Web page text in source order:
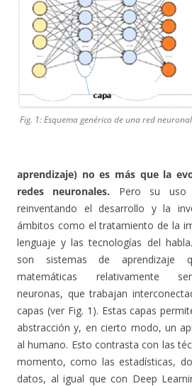
Fig. 1: Esquema genérico de una red neuronal
aprendizaje) no es más que la
redes neuronales. Pero su uso
reinventando el desarrollo y la
ámbitos como el tratamiento de la
lenguaje y las tecnologías del
son sistemas de aprendizaje
matemáticas relativamente
neuronas, que trabajan
capas (ver Fig. 1). Estas capas
abstracción y, en cierto modo, un
al humano. Esto contrasta con las
momento, como las estadísticas,
datos, al igual que con Deep